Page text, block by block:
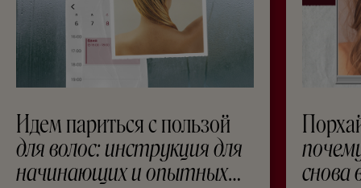
Идем париться с пользой
для волос: инструкция для
начинающих и опытных
снова